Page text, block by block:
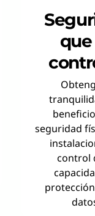
seguridad
control